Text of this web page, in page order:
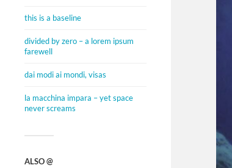
this is a baseline
divided by zero – a lorem ipsum
farewell
dai modi ai mondi, visas
la macchina impara – yet space
never screams
ALSO @